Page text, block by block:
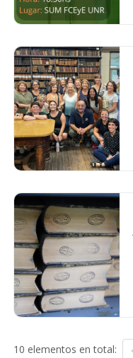
10 elementos en total: